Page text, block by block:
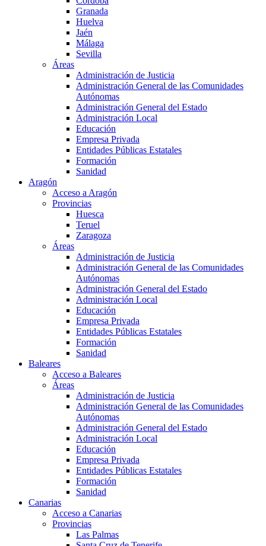
Granada
Huelva
Jaén
Málaga
Sevilla
Áreas
Administración de Justicia
Administración General de las Comunidades
Autónomas
Administración General del Estado
Administración Local
Educación
Empresa Privada
Entidades Públicas Estatales
Formación
Sanidad
Aragón
Acceso a Aragón
Provincias
Huesca
Teruel
Zaragoza
Áreas
Administración de Justicia
Administración General de las Comunidades
Autónomas
Administración General del Estado
Administración Local
Educación
Empresa Privada
Entidades Públicas Estatales
Formación
Sanidad
Baleares
Acceso a Baleares
Áreas
Administración de Justicia
Administración General de las Comunidades
Autónomas
Administración General del Estado
Administración Local
Educación
Empresa Privada
Entidades Públicas Estatales
Formación
Sanidad
Canarias
Acceso a Canarias
Provincias
Las Palmas